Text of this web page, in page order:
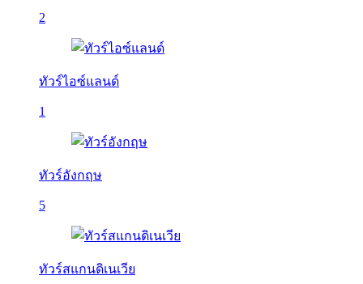
2
ทัวร์ไอซ์แลนด์
1
ทัวร์อังกฤษ
5
ทัวร์สแกนดิเนเวีย